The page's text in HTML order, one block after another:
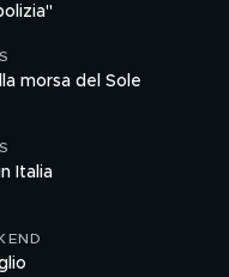
morsa del Sole
Italia